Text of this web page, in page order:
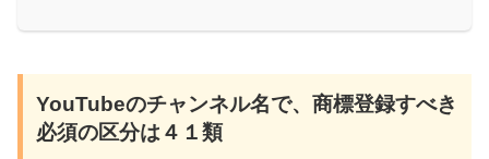
YouTubeのチャンネル名で、商標登録すべき
必須の区分は４１類